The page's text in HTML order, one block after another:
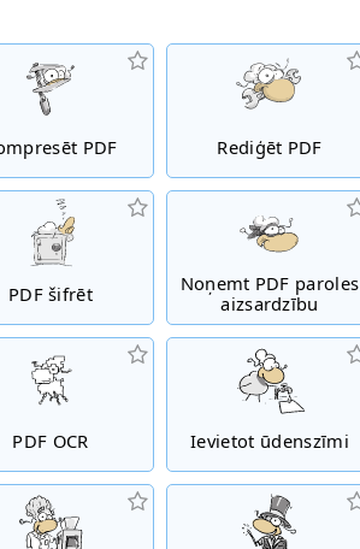
PDF Rediģēt PDF
PDF šifrēt
Noņemt PDF paroles
aizsardzību
PDF OCR Ievietot ūdenszīmi